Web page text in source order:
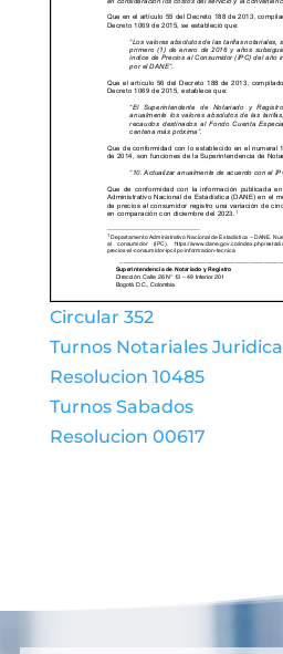
Circular 352
Turnos Notariales Juridica
Resolucion 10485
Turnos Sabados
Resolucion 00617